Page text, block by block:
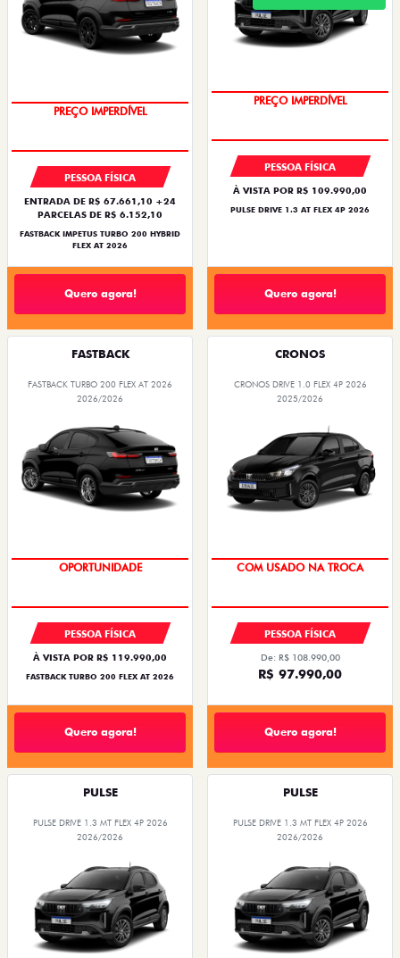
PESSOA FÍSICA
ENTRADA DE R$ 67.661,10 +24
PARCELAS DE R$ 6.152,10
FASTBACK IMPETUS TURBO 200 HYBRID
FLEX AT 2026
Quero agora!
BARATO DO BRASIL
PESSOA FÍSICA
À VISTA POR R$ 109.990,00
PULSE DRIVE 1.3 AT FLEX 4P 2026
Quero agora!
FASTBACK
FASTBACK TURBO 200 FLEX AT 2026
2026/2026
OPORTUNIDADE
PESSOA FÍSICA
À VISTA POR R$ 119.990,00
FASTBACK TURBO 200 FLEX AT 2026
Quero agora!
CRONOS
CRONOS DRIVE 1.0 FLEX 4P 2026
2025/2026
PESSOA FÍSICA
De: R$ 108.990,00
R$ 97.990,00
Quero agora!
PULSE
PULSE DRIVE 1.3 MT FLEX 4P 2026
2026/2026
PULSE
PULSE DRIVE 1.3 MT FLEX 4P 2026
2026/2026